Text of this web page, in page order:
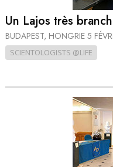
Un Lajos très
BUDAPEST, HONGRIE 5
SCIENTOLOGISTS @LIFE